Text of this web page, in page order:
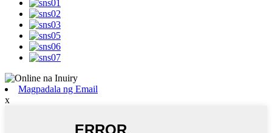
Magpadala ng Email
x